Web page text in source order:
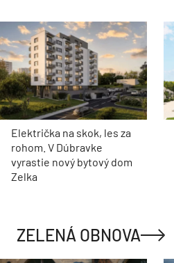
Električka na skok, les za
rohom. V Dúbravke
vyrastie nový bytový dom
Zelka
ZELENÁ OBNOVA